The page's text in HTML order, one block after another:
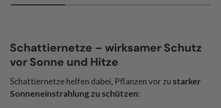
Schattiernetze – wirksamer Schutz
vor Sonne und Hitze
Schattiernetze helfen dabei, Pflanzen vor zu starker
Sonneneinstrahlungzu schützen: